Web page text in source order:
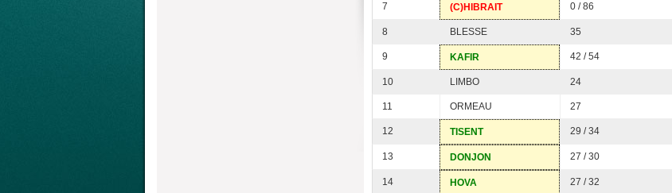
7 (C)HIBRAIT 0 / 86
8 BLESSE 35
9 KAFIR 42 / 54
10 LIMBO 24
11 ORMEAU 27
12 TISENT 29 / 34
13 DONJON 27 / 30
14 HOVA 27 / 32